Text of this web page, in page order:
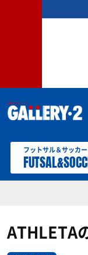
フットサル＆サッカー
ATHLETA